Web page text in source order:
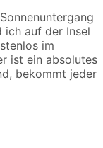
ich auf der Insel
im
ist ein absolutes
bekommt jeder